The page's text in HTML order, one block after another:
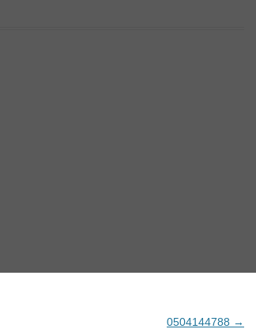
ניווט בפוסטים
→